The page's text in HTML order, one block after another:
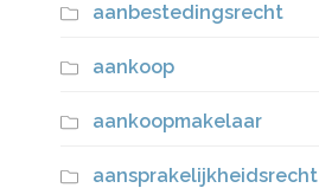
aanbestedingsrecht
aankoop
aankoopmakelaar
aansprakelijkheidsrecht